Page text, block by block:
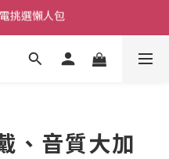
購物金
券 ▶▶
購物金
、音質大加